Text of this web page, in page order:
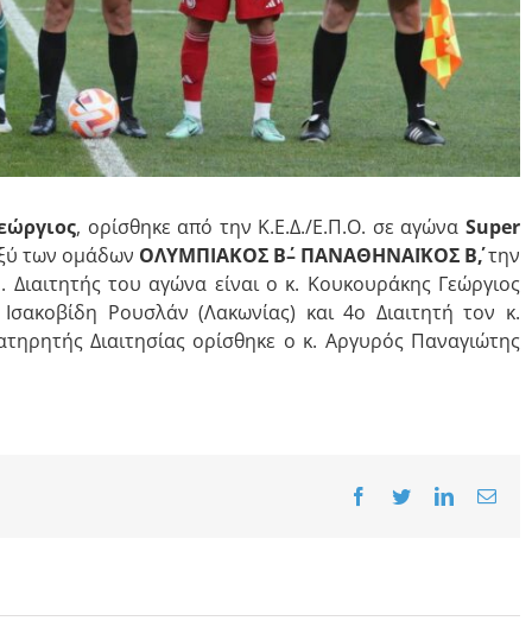
, ορίσθηκε από την Κ.Ε.Δ./Ε.Π.Ο. σε αγώνα Super
των ομάδων ΟΛΥΜΠΙΑΚΟΣ Β΄– ΠΑΝΑΘΗΝΑΪΚΟΣ Β΄,την
του αγώνα είναι ο κ. Κουκουράκης Γεώργιος
Ρουσλάν (Λακωνίας) και 4ο Διαιτητή τον κ.
Διαιτησίας ορίσθηκε ο κ. Αργυρός Παναγιώτης
Facebook
TwitterLinkedIn